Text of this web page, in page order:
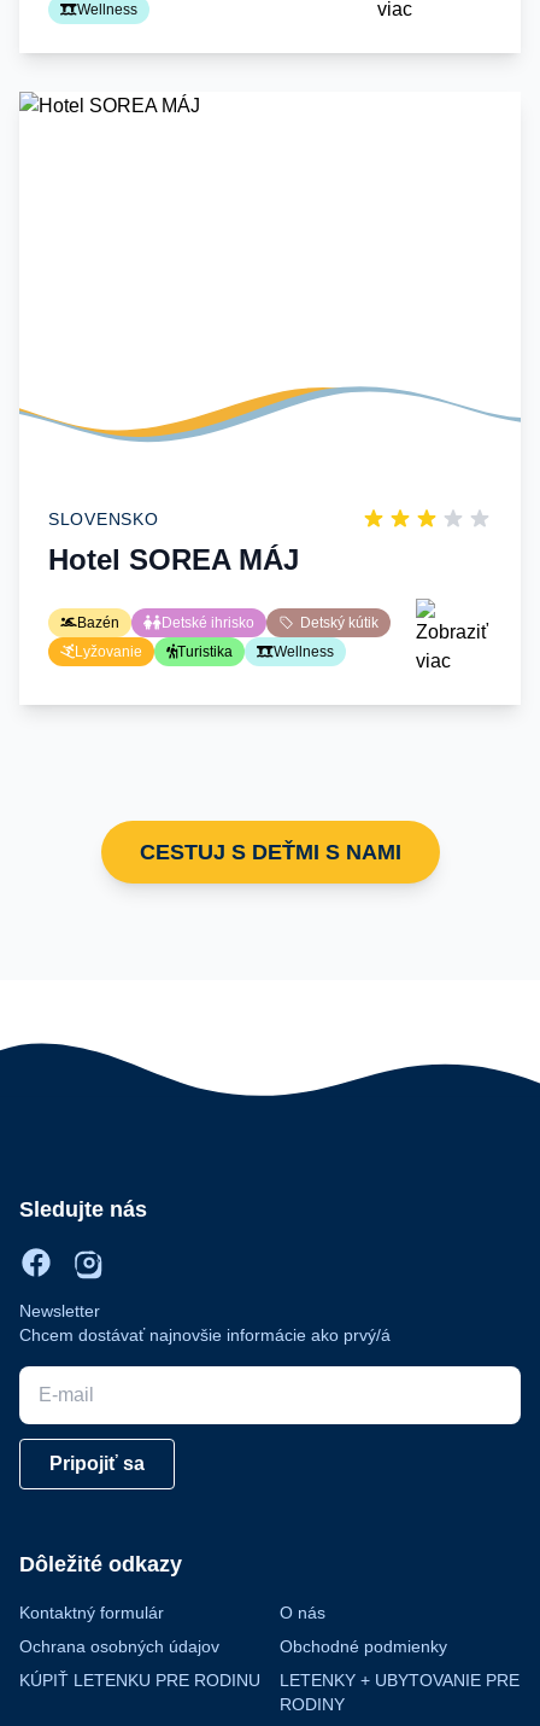
Wellness
SLOVENSKO
Hotel SOREA MÁJ
Bazén Detské ihrisko
Detský kútik
Lyžovanie
Turistika Wellness
CESTUJ S DEŤMI S NAMI
Sledujte nás
Newsletter
Chcem dostávať najnovšie informácie ako prvý/á
E-mail
Pripojiť sa
Dôležité odkazy
Kontaktný formulár
O nás
Ochrana osobných údajov
Obchodné podmienky
KÚPIŤ LETENKU PRE RODINU
LETENKY + UBYTOVANIE PRE
RODINY